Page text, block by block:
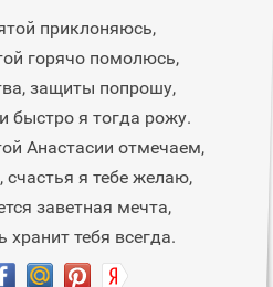
приклоняюсь,
горячо помолюсь,
защиты попрошу,
быстро я тогда рожу.
Анастасии отмечаем,
я тебе желаю,
заветная мечта,
хранит тебя всегда.